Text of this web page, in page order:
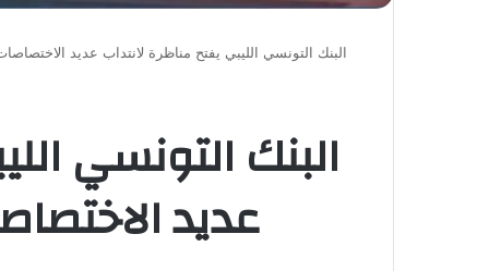
البنك التونسي الليبي يفتح مناظرة لانتداب عديد الاختصاصات : آخر أجل
البنك التونسي